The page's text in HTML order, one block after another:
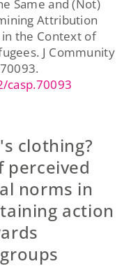
Same and (Not)
Attribution
the Context of
J Community
casp.70093
clothing?
perceived
norms in
action